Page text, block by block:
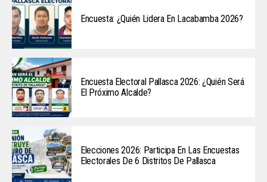
Encuesta: ¿Quién Lidera En Lacabamba 2026?
Encuesta Electoral Pallasca 2026: ¿Quién Será
El Próximo Alcalde?
Elecciones 2026: Participa En Las Encuestas
Electorales De 6 Distritos De Pallasca